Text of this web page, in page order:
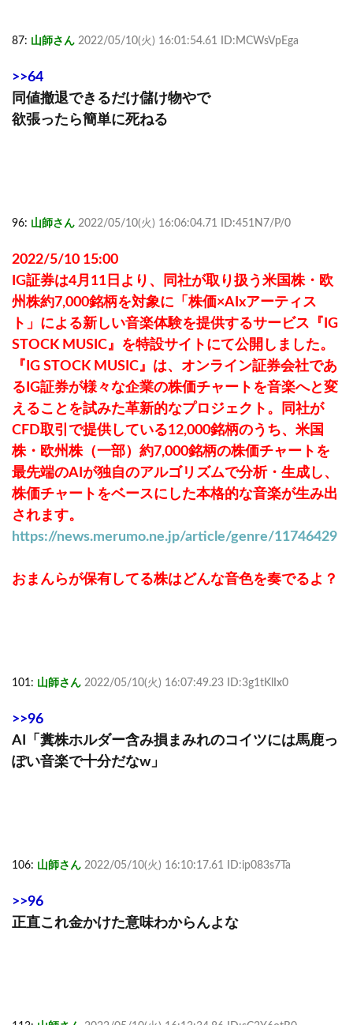
87: 山師さん 2022/05/10(火) 16:01:54.61 ID:MCWsVpEga
>>64
同値撤退できるだけ儲け物やで
欲張ったら簡単に死ねる
96: 山師さん 2022/05/10(火) 16:06:04.71 ID:451N7/P/0
2022/5/10 15:00
IG証券は4月11日より、同社が取り扱う米国株・欧
州株約7,000銘柄を対象に「株価×AIxアーティス
ト」による新しい音楽体験を提供するサービス『IG
STOCK MUSIC』を特設サイトにて公開しました。
『IG STOCK MUSIC』は、オンライン証券会社であ
るIG証券が様々な企業の株価チャートを音楽へと変
えることを試みた革新的なプロジェクト。同社が
CFD取引で提供している12,000銘柄のうち、米国
株・欧州株（一部）約7,000銘柄の株価チャートを
最先端のAIが独自のアルゴリズムで分析・生成し、
株価チャートをベースにした本格的な音楽が生み出
されます。
https://news.merumo.ne.jp/article/genre/11746429
おまんらが保有してる株はどんな音色を奏でるよ？
101: 山師さん 2022/05/10(火) 16:07:49.23 ID:3g1tKlIx0
>>96
AI「糞株ホルダー含み損まみれのコイツには馬鹿っ
ぽい音楽で十分だなw」
106: 山師さん 2022/05/10(火) 16:10:17.61 ID:ip083s7Ta
>>96
正直これ金かけた意味わからんよな